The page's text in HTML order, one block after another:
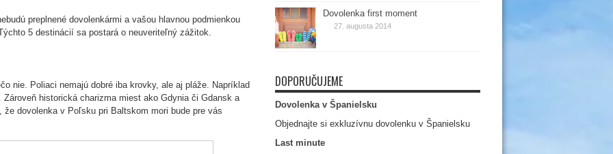
preplnené dovolenkármi a vašou hlavnou podmienkou
5 destinácií sa postará o neuveriteľný zážitok.
nie. Poliaci nemajú dobré iba krovky, ale aj pláže. Napríklad
historická charizma miest ako Gdynia či Gdansk a
dovolenka v Poľsku pri Baltskom mori bude pre vás
Dovolenka first moment
27. augusta 2014
DOPORUČUJEME
Dovolenka v Španielsku
Objednajte si exkluzívnu dovolenku v Španielsku
Last minute